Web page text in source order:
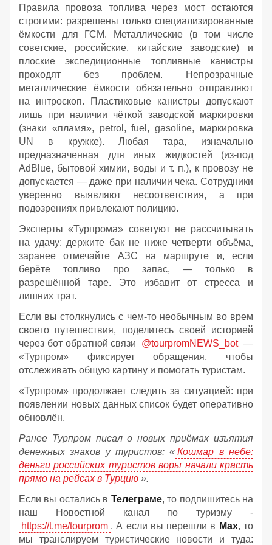
Правила провоза топлива через мост остаются
строгими: разрешены только специализированные
ёмкости для ГСМ. Металлические (в том числе
советские, российские, китайские заводские) и
плоские экспедиционные топливные канистры
проходят без проблем. Непрозрачные
металлические ёмкости обязательно отправляют
на интроскоп. Пластиковые канистры допускают
лишь при наличии чёткой заводской маркировки
(знаки «пламя», petrol, fuel, gasoline, маркировка
UN в кружке). Любая тара, изначально
предназначенная для иных жидкостей (из‑под
AdBlue, бытовой химии, воды и т. п.), к провозу не
допускается — даже при наличии чека. Сотрудники
уверенно выявляют несоответствия, а при
подозрениях привлекают полицию.
Эксперты «Турпрома» советуют не рассчитывать
на удачу: держите бак не ниже четверти объёма,
заранее отмечайте АЗС на маршруте и, если
берёте топливо про запас, — только в
разрешённой таре. Это избавит от стресса и
лишних трат.
Если вы столкнулись с чем-то необычным во врем
своего путешествия, поделитесь своей историей
через бот обратной связи
@tourpromNEWS_bot —
«Турпром» фиксирует обращения, чтобы
отслеживать общую картину и помогать туристам.
«Турпром» продолжает следить за ситуацией: при
появлении новых данных список будет оперативно
обновлён.
Ранее Турпром писал о новых приёмах изъятия
денежных знаков у туристов: « Кошмар в небе:
деньги российских туристов воры начали красть
прямо на рейсах в Турцию ».
Если вы остались в Телеграме, то подпишитесь на
наш Новостной канал по туризму -
https://t.me/tourprom . А если вы перешли в Мах, то
мы транслируем туристические новости и туда: